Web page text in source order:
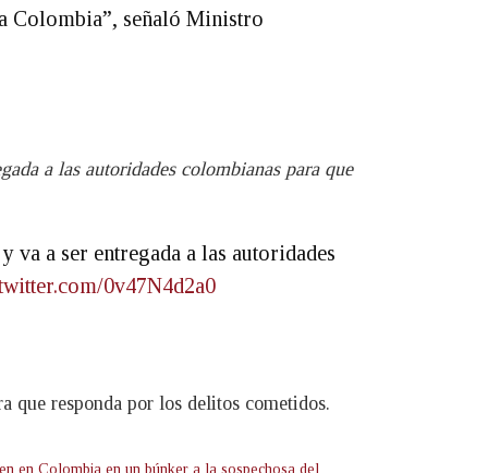
Colombia”, señaló Ministro
a las autoridades colombianas para que
va a ser entregada a las autoridades
0v47N4d2a0
que responda por los delitos cometidos.
en Colombia en un búnker a la sospechosa del